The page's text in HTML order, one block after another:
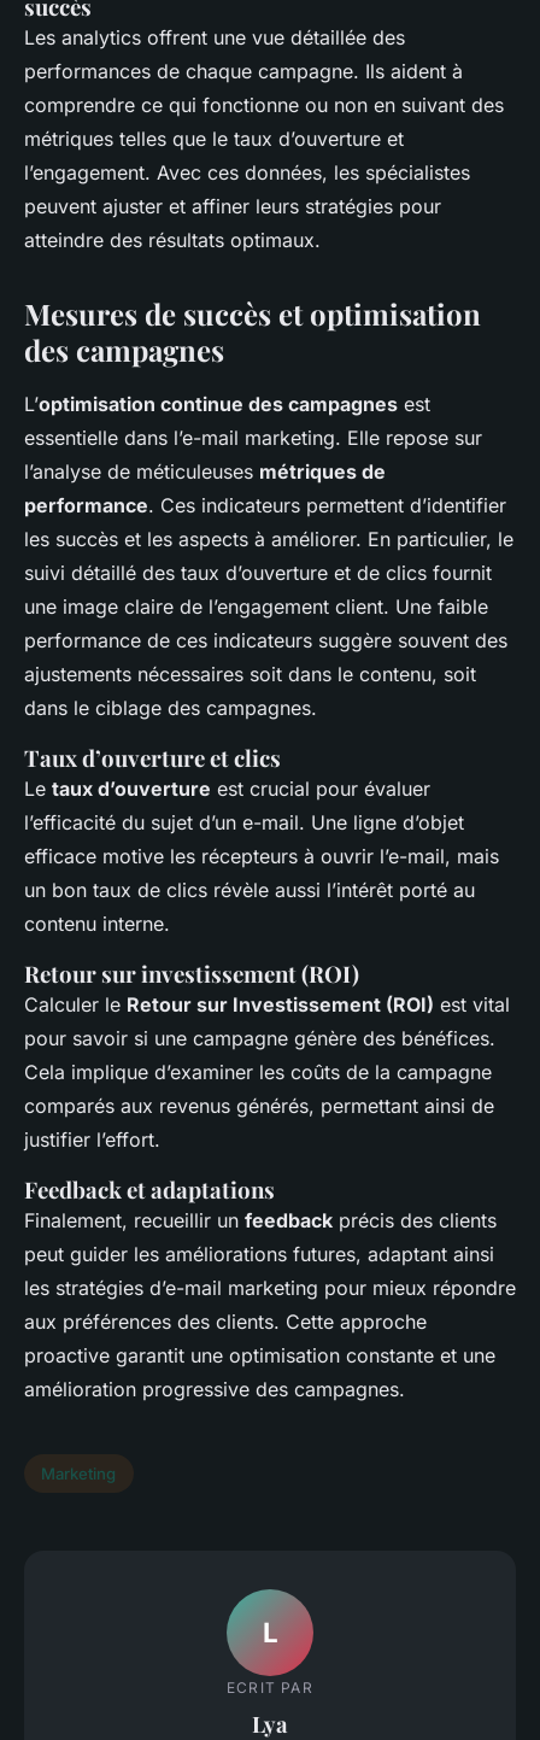
succès
Les analytics offrent une vue détaillée des
performances de chaque campagne. Ils aident à
comprendre ce qui fonctionne ou non en suivant des
métriques telles que le taux d’ouverture et
l’engagement. Avec ces données, les spécialistes
peuvent ajuster et affiner leurs stratégies pour
atteindre des résultats optimaux.
Mesures de succès et optimisation
des campagnes
L’optimisation continue des campagnes est
essentielle dans l’e-mail marketing. Elle repose sur
l’analyse de méticuleuses métriques de
performance. Ces indicateurs permettent d’identifier
les succès et les aspects à améliorer. En particulier, le
suivi détaillé des taux d’ouverture et de clics fournit
une image claire de l’engagement client. Une faible
performance de ces indicateurs suggère souvent des
ajustements nécessaires soit dans le contenu, soit
dans le ciblage des campagnes.
Taux d’ouverture et clics
Le taux d’ouverture est crucial pour évaluer
l’efficacité du sujet d’un e-mail. Une ligne d’objet
efficace motive les récepteurs à ouvrir l’e-mail, mais
un bon taux de clics révèle aussi l’intérêt porté au
contenu interne.
Retour sur investissement (ROI)
Calculer le Retour sur Investissement (ROI) est vital
pour savoir si une campagne génère des bénéfices.
Cela implique d’examiner les coûts de la campagne
comparés aux revenus générés, permettant ainsi de
justifier l’effort.
Feedback et adaptations
Finalement, recueillir un feedback précis des clients
peut guider les améliorations futures, adaptant ainsi
les stratégies d’e-mail marketing pour mieux répondre
aux préférences des clients. Cette approche
proactive garantit une optimisation constante et une
amélioration progressive des campagnes.
Marketing
L
ECRIT PAR
Lya